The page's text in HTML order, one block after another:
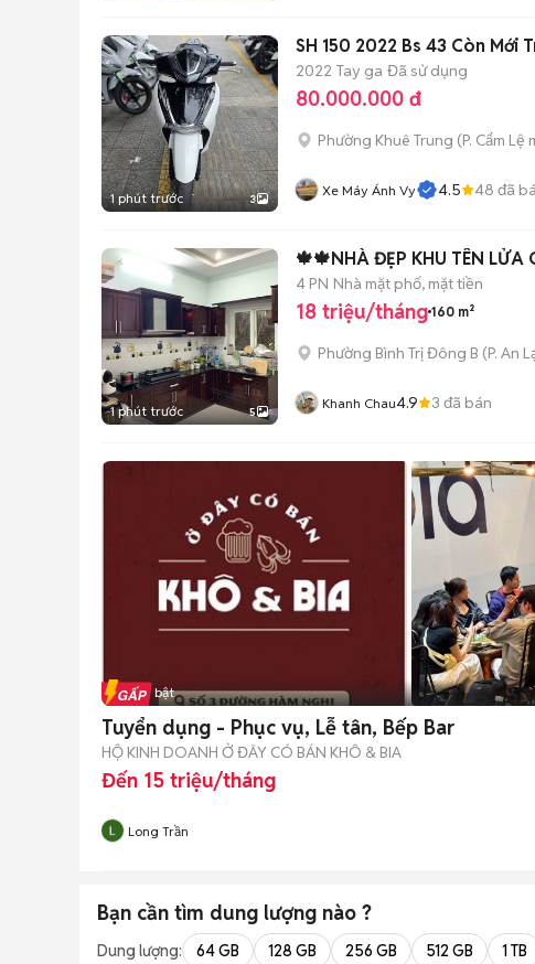
1 phút trước 3
SH 150 2022 Bs 43 Còn Mới
2022 Tay ga Đã sử dụng
80.000.000 đ
Phường Khuê Trung (P. Cẩm Lệ
Xe Máy Ánh Vy 4.5 48 đã
1 phút trước 5
🍁🍁NHÀ ĐẸP KHU TÊN
4 PN Nhà mặt phố, mặt tiền
18 triệu/tháng 160 m²
Phường Bình Trị Đông B (P. An
Khanh Chau4.9 3 đã bán
Tin nổi bật
Tuyển dụng - Phục vụ, Lễ tân, Bếp Bar
HỘ KINH DOANH Ở ĐÂY CÓ BÁN KHÔ & BIA
Đến 15 triệu/tháng
Long Trần
Bạn cần tìm dung lượng nào ?
Dung lượng: 64 GB 128 GB 256 GB 512 GB 1 TB